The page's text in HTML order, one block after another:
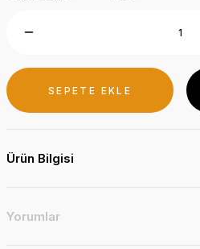
SEPETE EKLE
Ürün Bilgisi
Yorumlar